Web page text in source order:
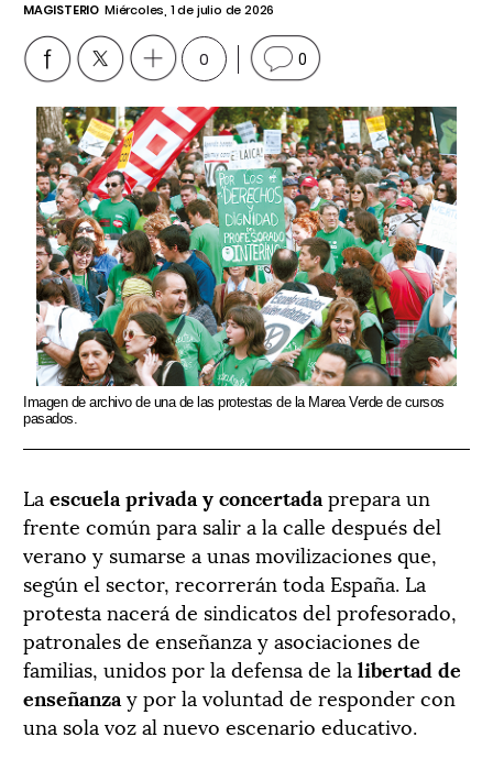
MAGISTERIO Miércoles, 1 de julio de 2026
0 0
Imagen de archivo de una de las protestas de la Marea Verde de cursos
pasados.
La escuela privada y concertada prepara un
frente común para salir a la calle después del
verano y sumarse a unas movilizaciones que,
según el sector, recorrerán toda España. La
protesta nacerá de sindicatos del profesorado,
patronales de enseñanza y asociaciones de
familias, unidos por la defensa de la libertad de
enseñanza y por la voluntad de responder con
una sola voz al nuevo escenario educativo.